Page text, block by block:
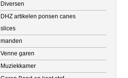
Diversen
DHZ artikelen ponsen canes
slices
manden
Venne garen
Muziekkamer